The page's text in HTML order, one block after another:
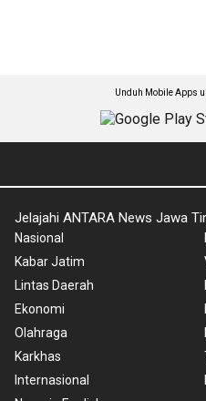
Unduh Mobile Apps
Jelajahi ANTARA News Jawa
Nasional
Kabar Jatim
Lintas Daerah
Ekonomi
Olahraga
Karkhas
Internasional